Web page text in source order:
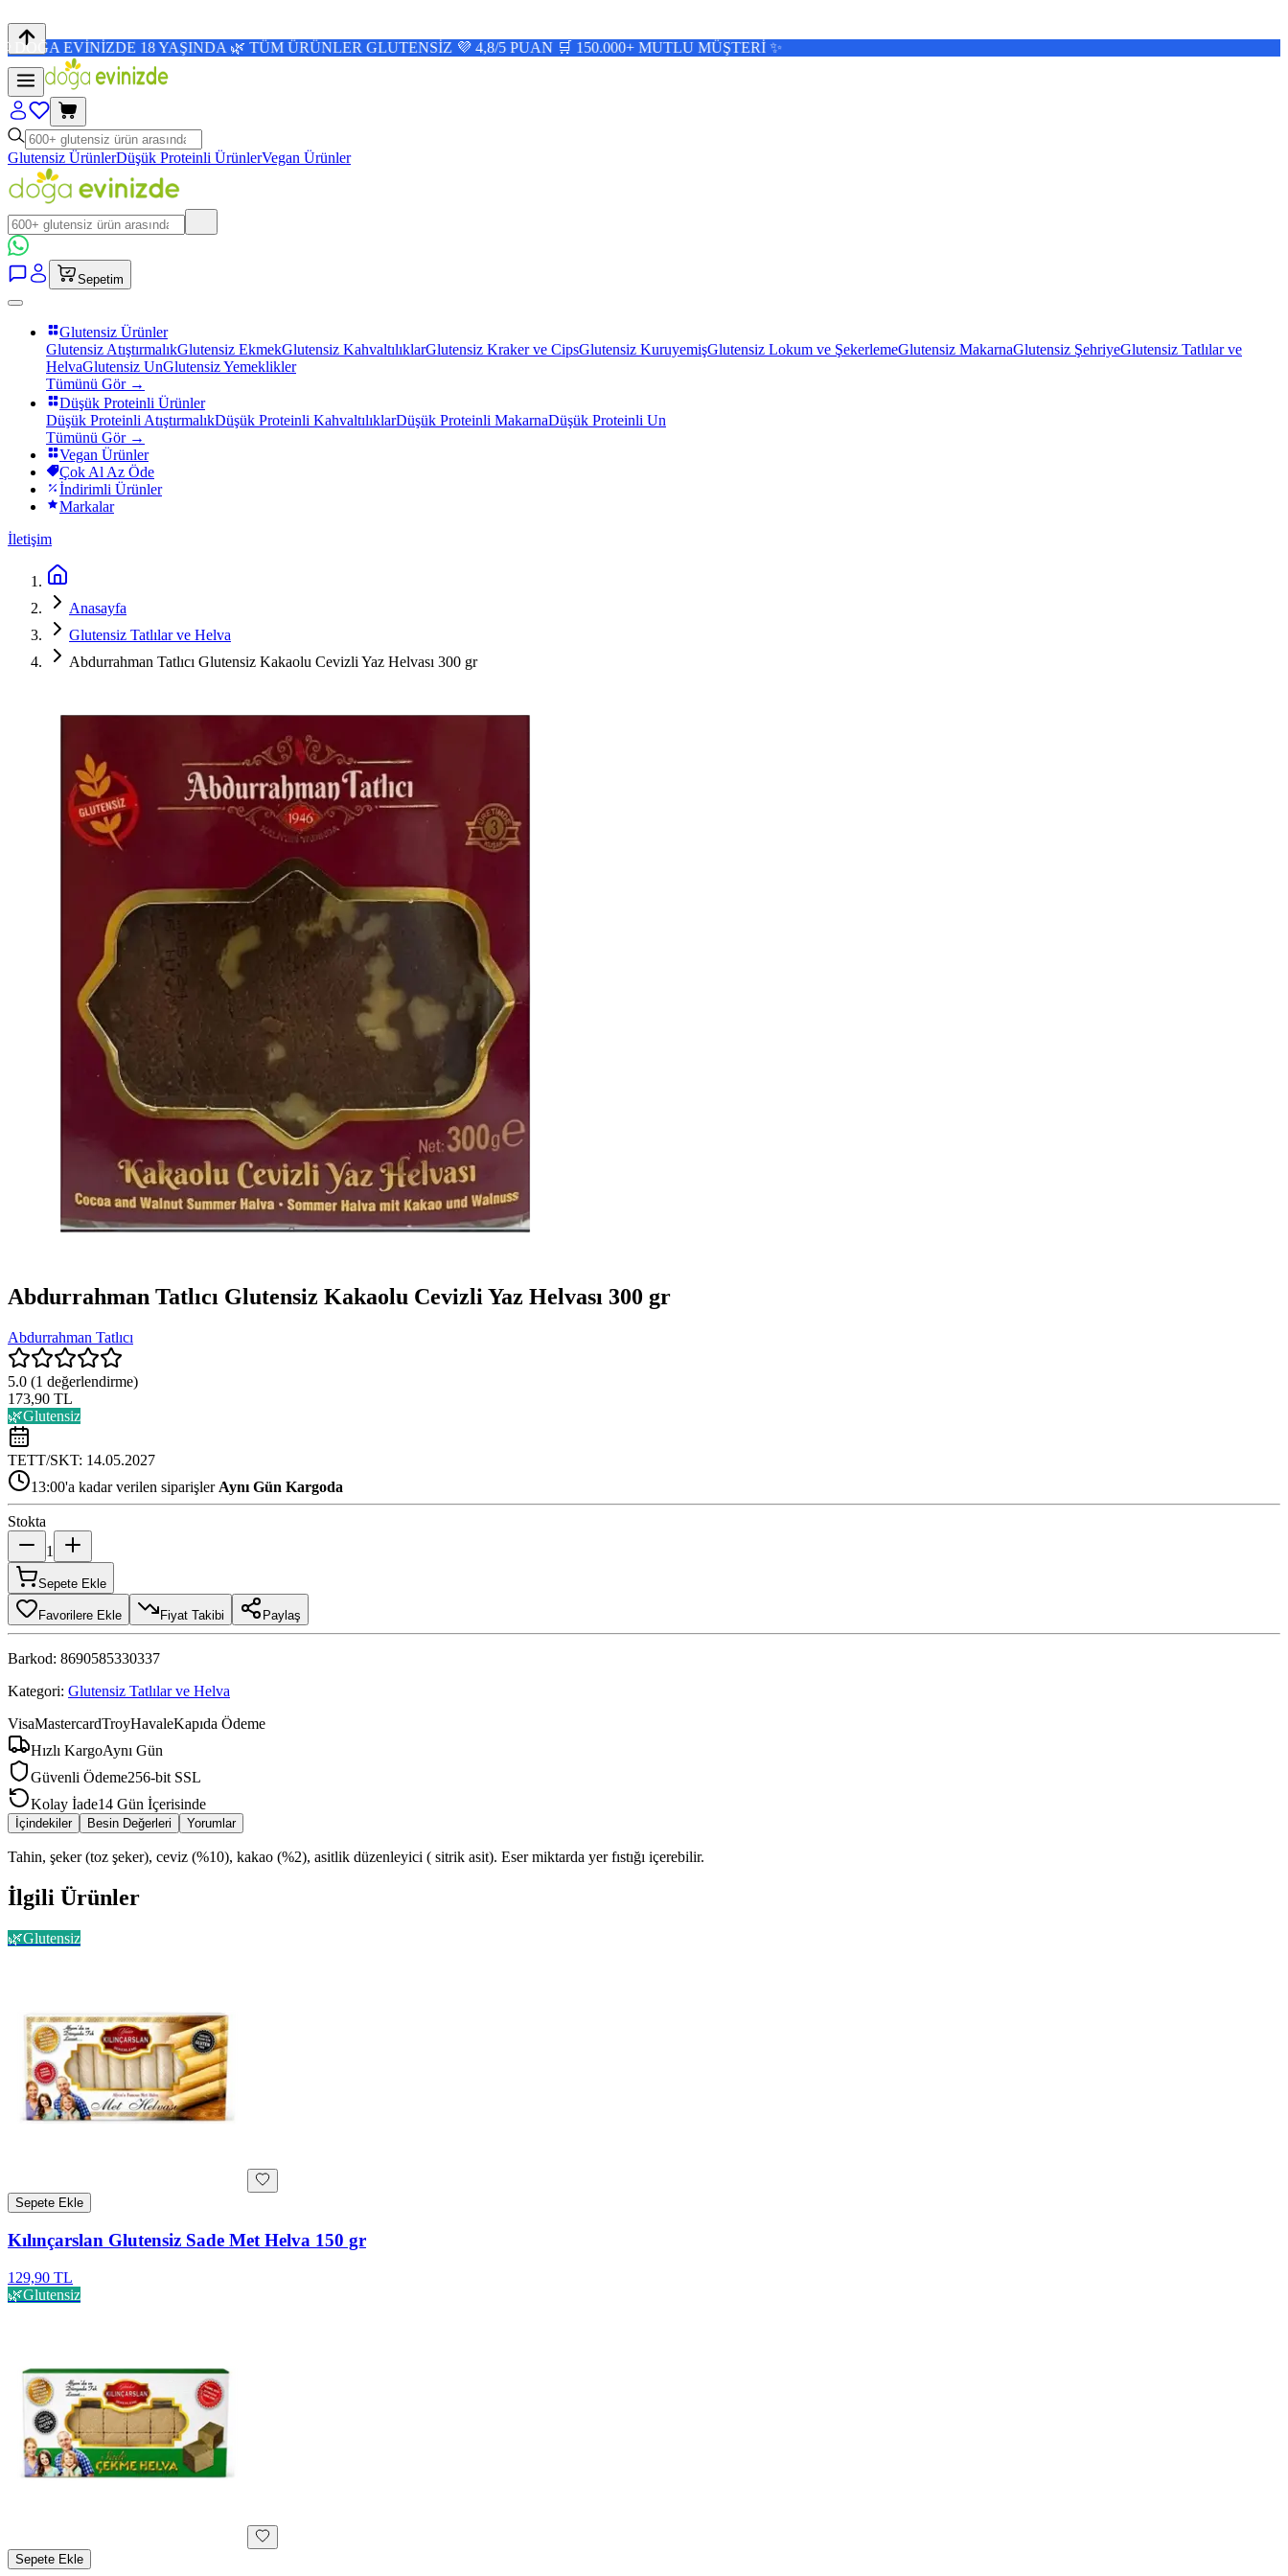
18 YAŞINDA 🌿 TÜM ÜRÜNLER GLUTENSİZ 💜 4,8/5 PUAN 🛒 150.000+ MUTLU MÜŞTERİ ✨
Glutensiz ÜrünlerDüşük Proteinli ÜrünlerVegan Ürünler
Sepetim
Glutensiz Ürünler
Glutensiz AtıştırmalıkGlutensiz EkmekGlutensiz KahvaltılıklarGlutensiz Kraker ve CipsGlutensiz KuruyemişGlutensiz Lokum ve ŞekerlemeGlutensiz MakarnaGlutensiz ŞehriyeGlutensiz Tatlılar ve
HelvaGlutensiz UnGlutensiz Yemeklikler
Tümünü Gör →
Düşük Proteinli Ürünler
Düşük Proteinli AtıştırmalıkDüşük Proteinli KahvaltılıklarDüşük Proteinli MakarnaDüşük Proteinli Un
Tümünü Gör →
Vegan Ürünler
Çok Al Az Öde
İndirimli Ürünler
Markalar
İletişim
Anasayfa
Glutensiz Tatlılar ve Helva
Abdurrahman Tatlıcı Glutensiz Kakaolu Cevizli Yaz Helvası 300 gr
Abdurrahman Tatlıcı Glutensiz Kakaolu Cevizli Yaz Helvası 300 gr
Abdurrahman Tatlıcı
5.0 (1 değerlendirme)
173,90 TL
🌿Glutensiz
TETT/SKT: 14.05.2027
13:00'a kadar verilen siparişler Aynı Gün Kargoda
Stokta
1
Sepete Ekle
Favorilere Ekle Fiyat Takibi Paylaş
Barkod: 8690585330337
Kategori: Glutensiz Tatlılar ve Helva
VisaMastercardTroyHavaleKapıda Ödeme
Hızlı KargoAynı Gün
Güvenli Ödeme256-bit SSL
Kolay İade14 Gün İçerisinde
İçindekiler Besin Değerleri Yorumlar
Tahin, şeker (toz şeker), ceviz (%10), kakao (%2), asitlik düzenleyici ( sitrik asit). Eser miktarda yer fıstığı içerebilir.
İlgili Ürünler
🌿Glutensiz
Sepete Ekle
Kılınçarslan Glutensiz Sade Met Helva 150 gr
129,90 TL
🌿Glutensiz
Sepete Ekle